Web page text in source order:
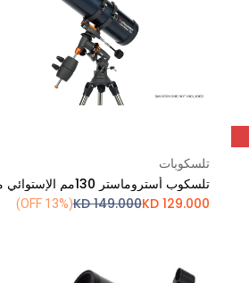
تلسكوبات
129.000
KD
149.000
KD
(13% OFF)